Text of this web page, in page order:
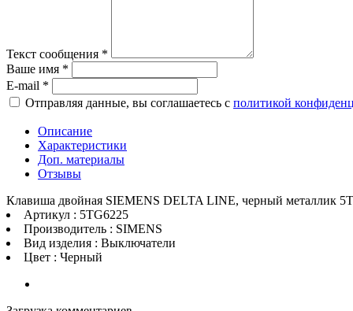
Текст сообщения *
Ваше имя *
E-mail *
Отправляя данные, вы соглашаетесь с политикой
Описание
Характеристики
Доп. материалы
Отзывы
Клавиша двойная SIEMENS DELTA LINE, черный металлик
Артикул : 5TG6225
Производитель : SIMENS
Вид изделия : Выключатели
Цвет : Черный